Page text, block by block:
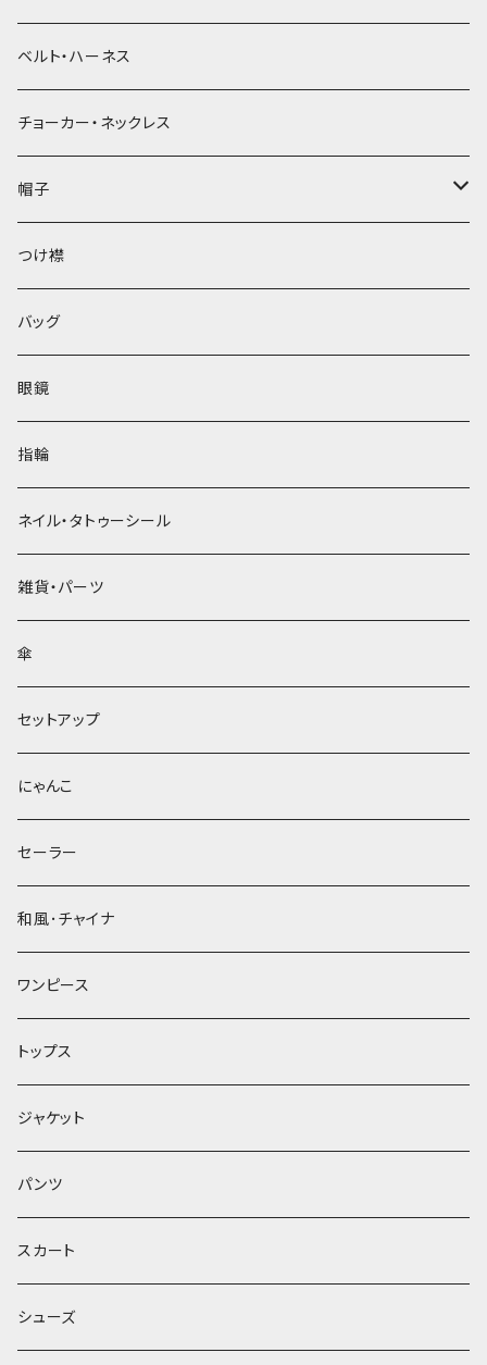
ベルト・ハーネス
チョーカー・ネックレス
帽子
ベレー帽
つけ襟
バッグ
眼鏡
指輪
ネイル・タトゥーシール
雑貨・パーツ
傘
セットアップ
にゃんこ
セーラー
和風･チャイナ
ワンピース
トップス
ジャケット
パンツ
スカート
シューズ